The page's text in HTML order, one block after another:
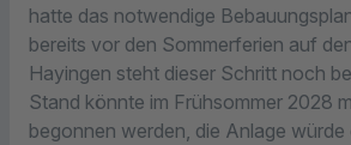
hatte das notwendige
bereits vor den Sommerferien auf
Hayingen steht dieser Schritt noch
Stand könnte im Frühsommer 2028
begonnen werden, die Anlage